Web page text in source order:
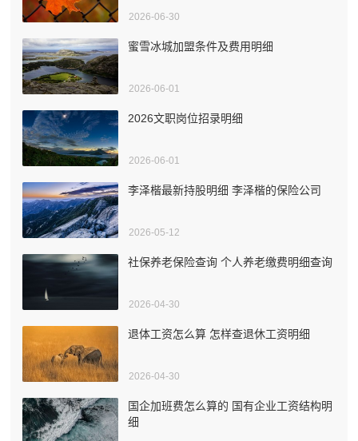
2026-06-30
蜜雪冰城加盟条件及费用明细
2026-06-01
2026文职岗位招录明细
2026-06-01
李泽楷最新持股明细 李泽楷的保险公司
2026-05-12
社保养老保险查询 个人养老缴费明细查询
2026-04-30
退体工资怎么算 怎样查退休工资明细
2026-04-30
国企加班费怎么算的 国有企业工资结构明
细